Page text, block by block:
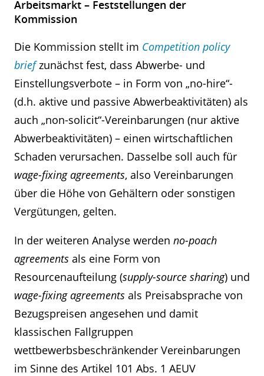
Arbeitsmarkt – Feststellungen der
Kommission
Die Kommission stellt im Competition policy
briefzunächst fest, dass Abwerbe- und
Einstellungsverbote – in Form von „no-hire“-
(d.h. aktive und passive Abwerbeaktivitäten) als
auch „non-solicit“-Vereinbarungen (nur aktive
Abwerbeaktivitäten) – einen wirtschaftlichen
Schaden verursachen. Dasselbe soll auch für
wage-fixing agreements, also Vereinbarungen
über die Höhe von Gehältern oder sonstigen
Vergütungen, gelten.
In der weiteren Analyse werden no-poach
agreements als eine Form von
Resourcenaufteilung (supply-source sharing) und
wage-fixing agreements als Preisabsprache von
Bezugspreisen angesehen und damit
klassischen Fallgruppen
wettbewerbsbeschränkender Vereinbarungen
im Sinne des Artikel 101 Abs. 1 AEUV